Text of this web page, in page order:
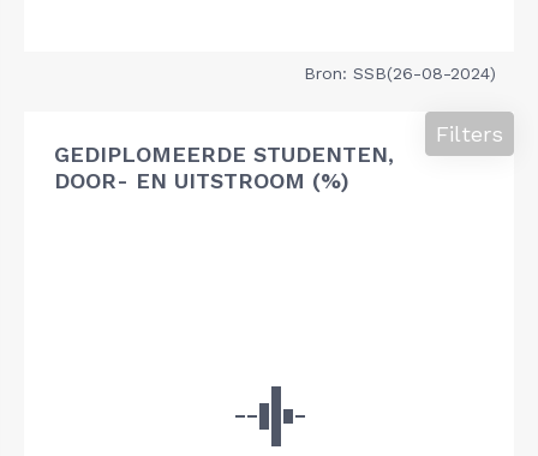
Bron: SSB(26-08-2024)
GEDIPLOMEERDE STUDENTEN,
DOOR- EN UITSTROOM (%)
Filters